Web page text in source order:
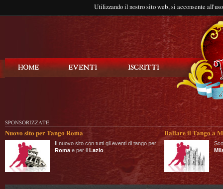
Utilizzando il nostro sito web, si acconsente
SPONSORIZZATE
Nuovo sito per Tango Roma
Il nuovo sito con tutti gli eventi di tango per
Roma e per il Lazio
Ballare il Tango a